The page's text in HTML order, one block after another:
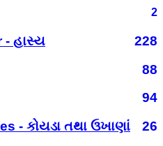
2
- હાસ્ય
228
88
94
- કોયડા તથા ઉખાણાં
26